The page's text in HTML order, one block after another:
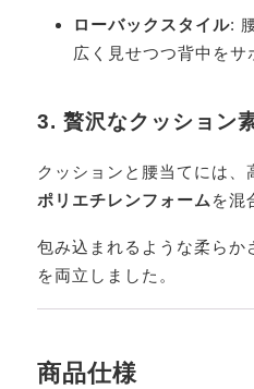
ローバックスタイル:
広く見せつつ背中をサ
3. 贅沢なクッション
クッションと腰当てには、
ポリエチレンフォーム を混
包み込まれるような柔らか
を両立しました。
商品仕様